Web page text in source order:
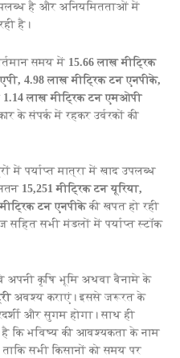
है और अनियमितताओं में
है।
समय में 15.66 लाख मीट्रिक
4.98 लाख मीट्रिक टन एनपीके,
1.14 लाख मीट्रिक टन एमओपी
के संपर्क में रहकर उर्वरकों की
में पर्याप्त मात्रा में खाद उपलब्ध
15,251 मीट्रिक टन यूरिया,
टन एनपीकेकी खपत हो रही
सहित सभी मंडलों में पर्याप्त स्टॉक
अपनी कृषि भूमि अथवा बैनामे के
अवश्य कराएं। इससे जरूरत के
और सुगम होगा। साथ ही
है कि भविष्य की आवश्यकता के नाम
सभी किसानों को समय पर